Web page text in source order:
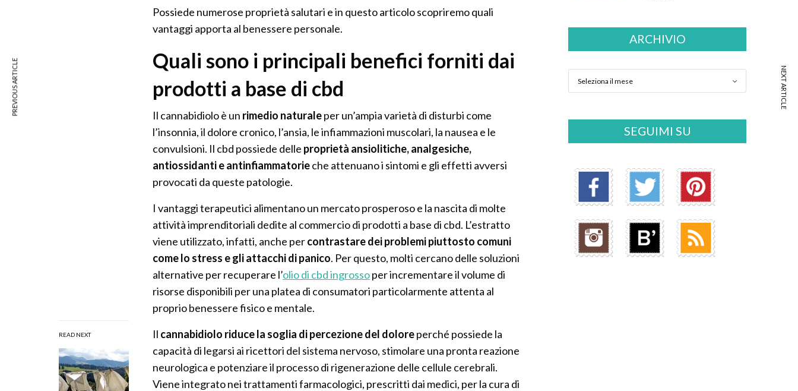
READ NEXT
Possiede numerose proprietà salutari e in questo articolo scopriremo quali
vantaggi apporta al benessere personale.
Quali sono i principali benefici forniti dai
prodotti a base di cbd
Il cannabidiolo è un rimedio naturaleper un’ampia varietà di disturbi come
l’insonnia, il dolore cronico, l’ansia, le infiammazioni muscolari, la nausea e le
convulsioni. Il cbd possiede delle proprietà ansiolitiche, analgesiche,
antiossidanti e antinfiammatorieche attenuano i sintomi e gli effetti avversi
provocati da queste patologie.
I vantaggi terapeutici alimentano un mercato prosperoso e la nascita di molte
attività imprenditoriali dedite al commercio di prodotti a base di cbd. L’estratto
viene utilizzato, infatti, anche percontrastare dei problemi piuttosto comuni
come lo stress e gli attacchi di panico. Per questo, molti cercano delle soluzioni
alternative per recuperare l’olio di cbd ingrossoper incrementare il volume di
risorse disponibili per una platea di consumatori particolarmente attenta al
proprio benessere fisico e mentale.
Il cannabidiolo riduce la soglia di percezione del doloreperché possiede la
capacità di legarsi ai ricettori del sistema nervoso, stimolare una pronta reazione
neurologica e potenziare il processo di rigenerazione delle cellule cerebrali.
Viene integrato nei trattamenti farmacologici, prescritti dai medici, per la cura di
ARCHIVIO
SEGUIMI SU
PREVIOUS ARTICLE NEXT ARTICLE